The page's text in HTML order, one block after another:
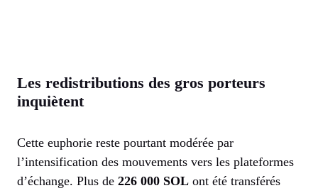
Les redistributions des gros porteurs
inquiètent
Cette euphorie reste pourtant modérée par
l’intensification des mouvements vers les plateformes
d’échange. Plus de 226 000 SOL ont été transférés